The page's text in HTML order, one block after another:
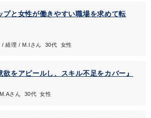
プと女性が働きやすい職場を求めて転
/ 経理 / M.Iさん 30代 女性
欲をアピールし、スキル不足をカバー』
さん 30代 女性